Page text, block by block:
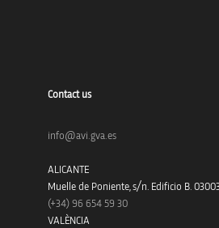
Contact us
info@avi.gva.es
ALICANTE
Muelle de Poniente, s/n. Edificio B.
(+34) 96 654 59 30
VALÈNCIA